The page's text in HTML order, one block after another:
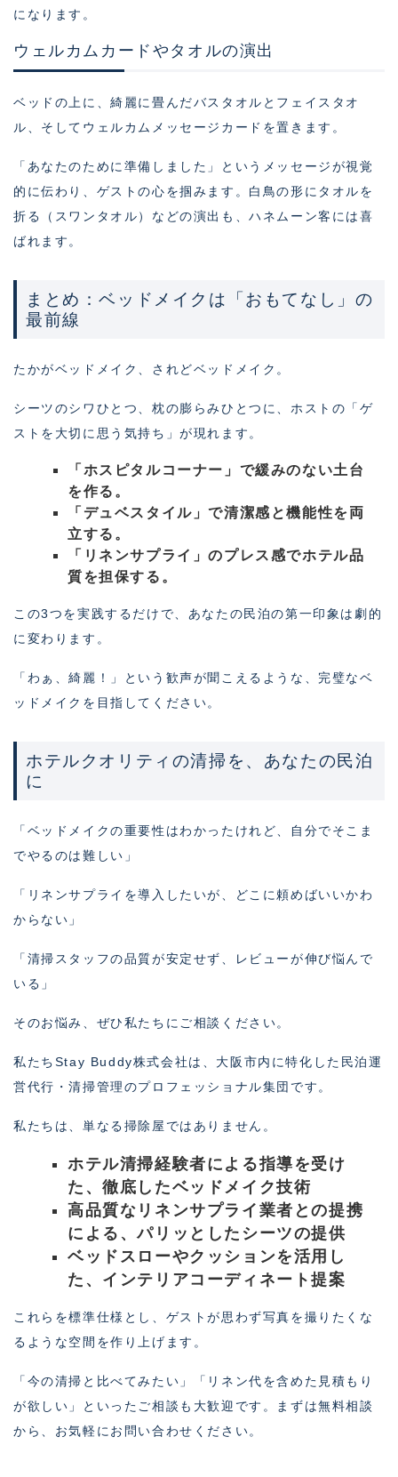
になります。
ウェルカムカードやタオルの演出
ベッドの上に、綺麗に畳んだバスタオルとフェイスタオ
ル、そしてウェルカムメッセージカードを置きます。
「あなたのために準備しました」というメッセージが視覚
的に伝わり、ゲストの心を掴みます。白鳥の形にタオルを
折る（スワンタオル）などの演出も、ハネムーン客には喜
ばれます。
まとめ：ベッドメイクは「おもてなし」の
最前線
たかがベッドメイク、されどベッドメイク。
シーツのシワひとつ、枕の膨らみひとつに、ホストの「ゲ
ストを大切に思う気持ち」が現れます。
「ホスピタルコーナー」で緩みのない土台
を作る。
「デュベスタイル」で清潔感と機能性を両
立する。
「リネンサプライ」のプレス感でホテル品
質を担保する。
この3つを実践するだけで、あなたの民泊の第一印象は劇的
に変わります。
「わぁ、綺麗！」という歓声が聞こえるような、完璧なベ
ッドメイクを目指してください。
ホテルクオリティの清掃を、あなたの民泊
に
「ベッドメイクの重要性はわかったけれど、自分でそこま
でやるのは難しい」
「リネンサプライを導入したいが、どこに頼めばいいかわ
からない」
「清掃スタッフの品質が安定せず、レビューが伸び悩んで
いる」
そのお悩み、ぜひ私たちにご相談ください。
私たちStay Buddy株式会社は、大阪市内に特化した民泊運
営代行・清掃管理のプロフェッショナル集団です。
私たちは、単なる掃除屋ではありません。
ホテル清掃経験者による指導を受け
た、徹底したベッドメイク技術
高品質なリネンサプライ業者との提携
による、パリッとしたシーツの提供
ベッドスローやクッションを活用し
た、インテリアコーディネート提案
これらを標準仕様とし、ゲストが思わず写真を撮りたくな
るような空間を作り上げます。
「今の清掃と比べてみたい」「リネン代を含めた見積もり
が欲しい」といったご相談も大歓迎です。まずは無料相談
から、お気軽にお問い合わせください。